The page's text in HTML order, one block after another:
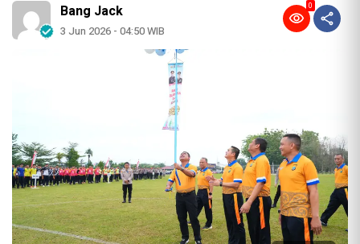
Bang Jack
3 Jun 2026 - 04:50 WIB
0